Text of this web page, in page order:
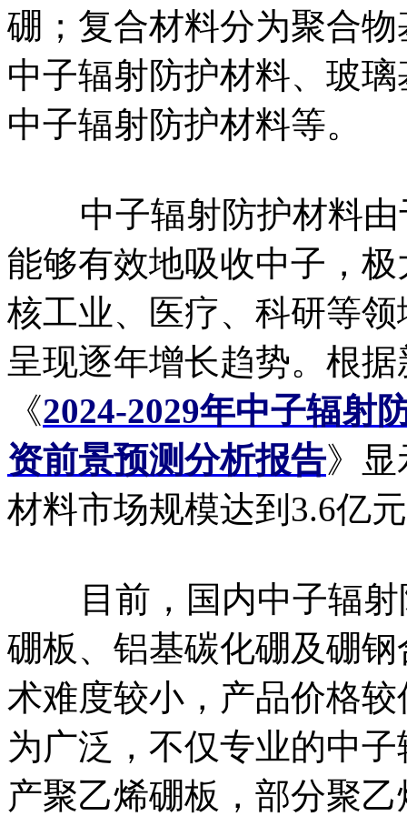
硼；复合材料分为聚合
中子辐射防护材料、玻
中子辐射防护材料等。
中子辐射防护材料由
能够有效地吸收中子，
核工业、医疗、科研等
呈现逐年增长趋势。根
《2024-2029年中子辐射
资前景预测分析报告》显
材料市场规模达到3.6亿
目前，国内中子辐射
硼板、铝基碳化硼及硼
术难度较小，产品价格
为广泛，不仅专业的中
产聚乙烯硼板，部分聚